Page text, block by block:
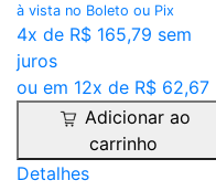
à vista no Boleto ou Pix
4x de R$ 165,79 sem
juros
ou em 12x de R$ 62,67
carrinho
Detalhes